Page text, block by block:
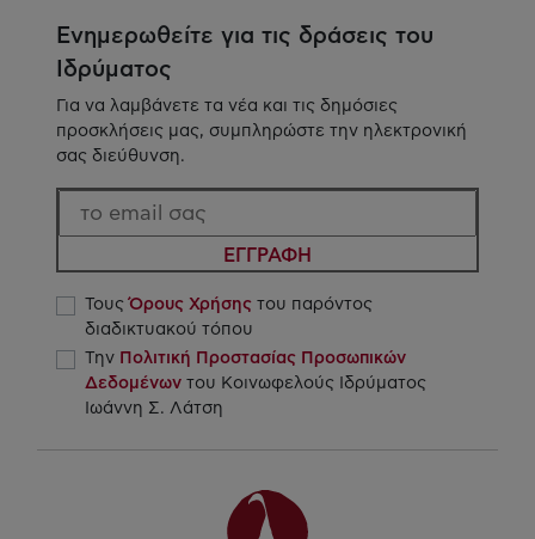
Ενημερωθείτε για τις δράσεις του
Ιδρύματος
Για να λαμβάνετε τα νέα και τις δημόσιες
προσκλήσεις μας, συμπληρώστε την ηλεκτρονική
σας διεύθυνση.
ΕΓΓΡΑΦΗ
ΤουςΌρους Χρήσης του παρόντος
διαδικτυακού τόπου
Την Πολιτική Προστασίας Προσωπικών
Δεδομένων του Κοινωφελούς Ιδρύματος
Ιωάννη Σ. Λάτση